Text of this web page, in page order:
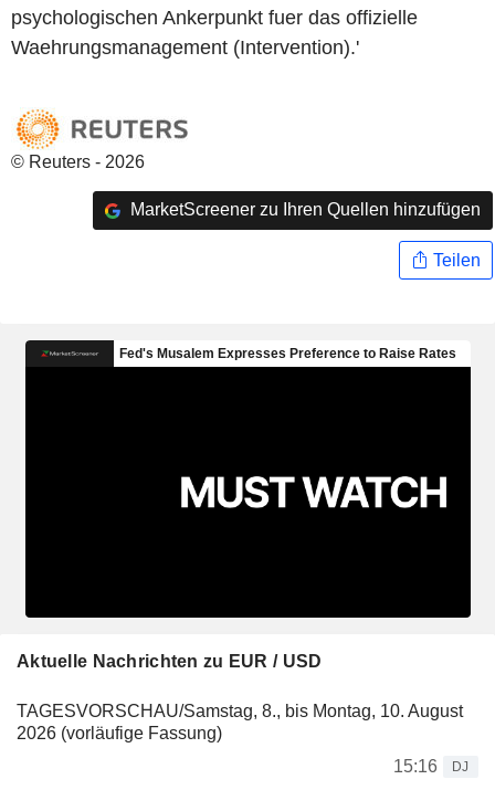
psychologischen Ankerpunkt fuer das offizielle
Waehrungsmanagement (Intervention).'
© Reuters - 2026
MarketScreener zu Ihren Quellen hinzufügen
Teilen
Aktuelle Nachrichten zu EUR / USD
TAGESVORSCHAU/Samstag, 8., bis Montag, 10. August
2026 (vorläufige Fassung)
15:16
DJ